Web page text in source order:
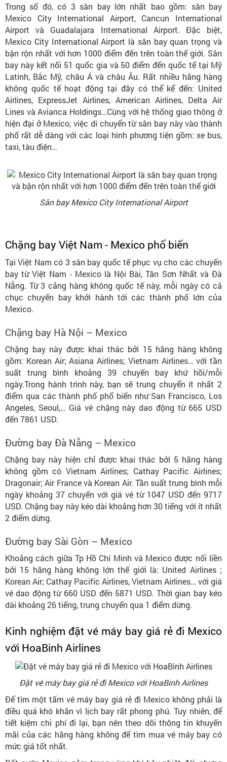
Trong số đó, có 3 sân bay lớn nhất bao gồm: sân bay
Mexico City International Airport, Cancun International
Airport và Guadalajara International Airport. Đặc biệt,
Mexico City International Airport là sân bay quan trọng và
bận rộn nhất với hơn 1000 điểm đến trên toàn thế giới. Sân
bay này kết nối 51 quốc gia và 50 điểm đến quốc tế tại Mỹ
Latinh, Bắc Mỹ, châu Á và châu Âu. Rất nhiều hãng hàng
không quốc tế hoạt động tại đây có thể kể đến: United
Airlines, ExpressJet Airlines, American Airlines, Delta Air
Lines và Avianca Holdings…Cùng với hệ thống giao thông ở
hiện đại ở Mexico, việc di chuyển từ sân bay này vào thành
phố rất dễ dàng với các loại hình phương tiện gồm: xe bus,
taxi, tàu điện…
Sân bay Mexico City International Airport
Chặng bay Việt Nam - Mexico phổ biến
Tại Việt Nam có 3 sân bay quốc tế phục vụ cho các chuyến
bay từ Việt Nam - Mexico là Nội Bài, Tân Sơn Nhất và Đà
Nẵng. Từ 3 cảng hàng không quốc tế này, mỗi ngày có cả
chục chuyến bay khởi hành tới các thành phố lớn của
Mexico.
Chặng bay Hà Nội – Mexico
Chặng bay này được khai thác bởi 15 hãng hàng không
gồm: Korean Air; Asiana Airlines; Vietnam Airlines… với tần
suất trung bình khoảng 39 chuyến bay khứ hồi/mỗi
ngày.Trong hành trình này, bạn sẽ trung chuyển ít nhất 2
điểm qua các thành phố phổ biến như San Francisco, Los
Angeles, Seoul,… Giá vé chặng này dao động từ 665 USD
đến 7861 USD.
Đường bay Đà Nẵng – Mexico
Chặng bay này hiện chỉ được khai thác bởi 5 hãng hàng
không gồm có Vietnam Airlines; Cathay Pacific Airlines;
Dragonair; Air France và Korean Air. Tần suất trung bình mỗi
ngày khoảng 37 chuyến với giá vé từ 1047 USD đến 9717
USD. Chặng bay này kéo dài khoảng hơn 30 tiếng với ít nhất
2 điểm dừng.
Đường bay Sài Gòn – Mexico
Khoảng cách giữa Tp Hồ Chí Minh và Mexico được nối liền
bởi 15 hãng hàng không lớn thế giới là: United Airlines ;
Korean Air; Cathay Pacific Airlines, Vietnam Airlines… với giá
vé dao động từ 660 USD đến 5871 USD. Thời gian bay kéo
dài khoảng 26 tiếng, trung chuyển qua 1 điểm dừng.
Kinh nghiệm đặt vé máy bay giá rẻ đi Mexico
với HoaBinh Airlines
Đặt vé máy bay giá rẻ đi Mexico với HoaBinh Airlines
Để tìm một tấm vé máy bay giá rẻ đi Mexico không phải là
điều quá khó khăn vì lịch bay rất phong phú. Tuy nhiên, để
tiết kiệm chi phí đi lại, bạn nên theo dõi thông tin khuyến
mãi của các hãng hàng không để tìm mua vé máy bay có
mức giá tốt nhất.